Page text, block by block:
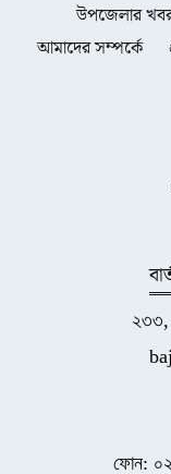
উপজেলার
আমাদের সম্পর্কে
২৩৩,
ফোন: